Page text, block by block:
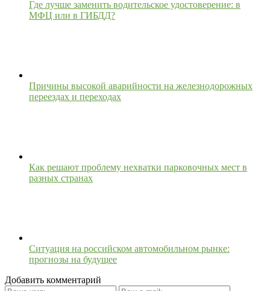
Где лучше заменить водительское удостоверение: в
МФЦ или в ГИБДД?
Причины высокой аварийности на железнодорожных
переездах и переходах
Как решают проблему нехватки парковочных мест в
разных странах
Ситуация на российском автомобильном рынке:
прогнозы на будущее
Добавить комментарий